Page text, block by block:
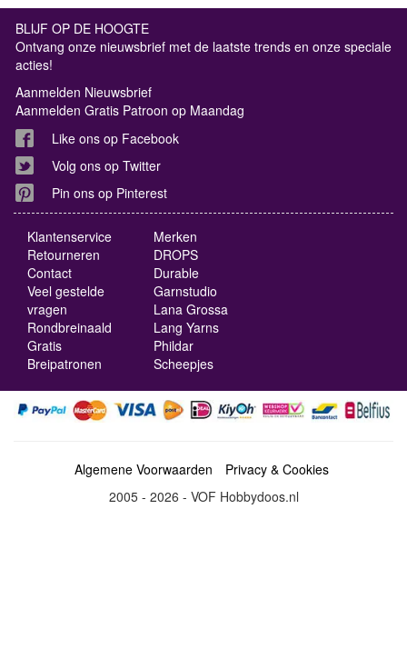
BLIJF OP DE HOOGTE
Ontvang onze nieuwsbrief met de laatste trends en onze speciale
acties!
Aanmelden Nieuwsbrief
Aanmelden Gratis Patroon op Maandag
Like ons op Facebook
Volg ons op Twitter
Pin ons op Pinterest
Klantenservice
Retourneren
Contact
Veel gestelde
vragen
Rondbreinaald
Gratis
Breipatronen
Merken
DROPS
Durable
Garnstudio
Lana Grossa
Lang Yarns
Phildar
Scheepjes
Algemene Voorwaarden
Privacy & Cookies
2005 - 2026 - VOF Hobbydoos.nl